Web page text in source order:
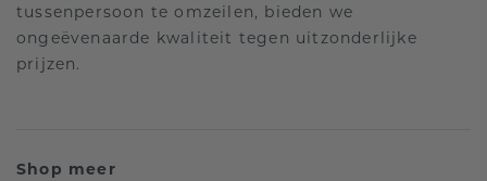
tussenpersoon te omzeilen, bieden we
ongeëvenaarde kwaliteit tegen uitzonderlijke
prijzen.
Shop meer